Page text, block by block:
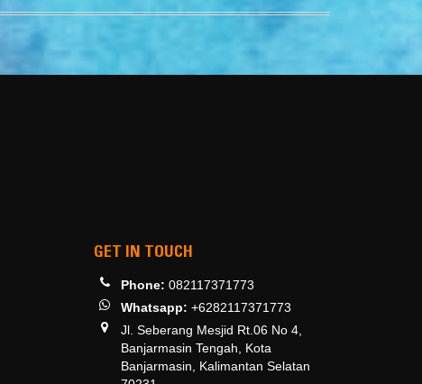
GET IN TOUCH
Phone: 082117371773
Whatsapp: +6282117371773
Jl. Seberang Mesjid Rt.06 No 4,
Banjarmasin Tengah, Kota
Banjarmasin, Kalimantan Selatan